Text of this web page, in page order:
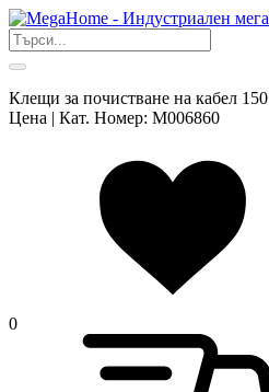
Клещи за почистване на кабел
Цена | Кат. Номер: M006860
0